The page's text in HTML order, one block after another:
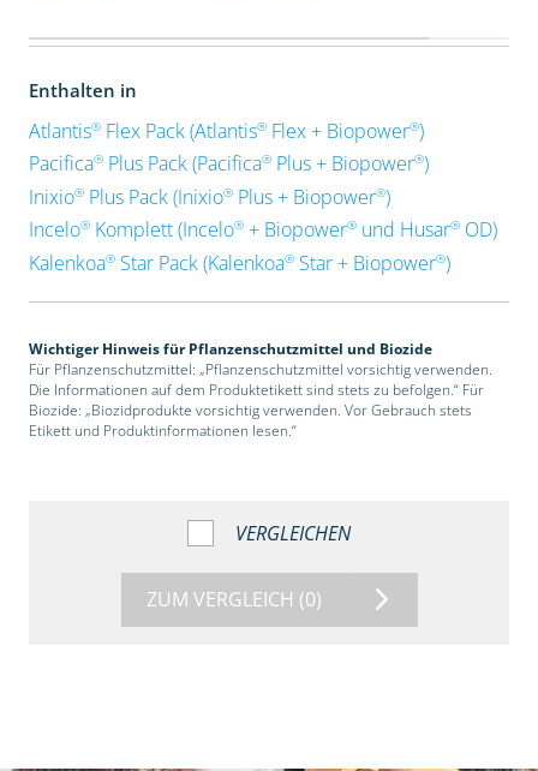
Enthalten in
Atlantis®Flex Pack (Atlantis®Flex + Biopower®)
Pacifica®Plus Pack (Pacifica®Plus + Biopower®)
Inixio®Plus Pack (Inixio®Plus + Biopower®)
Incelo®Komplett (Incelo®+ Biopower®und Husar®OD)
Kalenkoa®Star Pack (Kalenkoa®Star + Biopower®)
Wichtiger Hinweis für Pflanzenschutzmittel und Biozide
Für Pflanzenschutzmittel: „Pflanzenschutzmittel vorsichtig verwenden.
Die Informationen auf dem Produktetikett sind stets zu befolgen.“ Für
Biozide: „Biozidprodukte vorsichtig verwenden. Vor Gebrauch stets
Etikett und Produktinformationen lesen.“
VERGLEICHEN
ZUM VERGLEICH (0)